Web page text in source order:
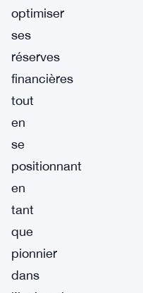
optimiser
ses
réserves
financières
tout
en
se
positionnant
en
tant
que
pionnier
dans